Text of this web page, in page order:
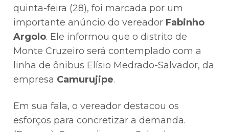
quinta-feira (28), foi marcada por um
importante anúncio do vereador Fabinho
Argolo. Ele informou que o distrito de
Monte Cruzeiro será contemplado com a
linha de ônibus Elísio Medrado-Salvador, da
empresa Camurujipe.
Em sua fala, o vereador destacou os
esforços para concretizar a demanda.